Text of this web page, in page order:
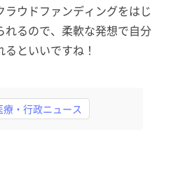
ウドファンディングをはじ
るので、柔軟な発想で自分
といいですね！
療・行政ニュース